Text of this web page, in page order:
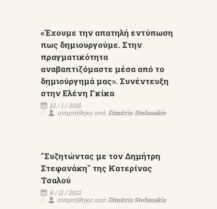
«Έχουμε την απατηλή εντύπωση
πως δημιουργούμε. Στην
πραγματικότητα
αναβαπτιζόμαστε μέσα από το
δημιούργημά μας». Συνέντευξη
στην Ελένη Γκίκα
12 / 1 / 2015
αναρτήθηκε από:Dimitris Stefanakis
"Συζητώντας με τον Δημήτρη
Στεφανάκη" της Κατερίνας
Τσαλού
6 / 11 / 2012
αναρτήθηκε από:Dimitris Stefanakis